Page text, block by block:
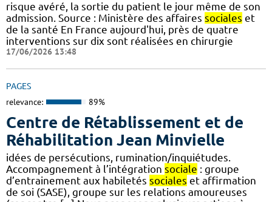
risque avéré, la sortie du patient le jour même de son
admission. Source : Ministère des affaires sociales et
de la santé En France aujourd'hui, près de quatre
interventions sur dix sont réalisées en chirurgie
17/06/2026 13:48
PAGES
relevance: 89%
Centre de Rétablissement et de
Réhabilitation Jean Minvielle
idées de persécutions, rumination/inquiétudes.
Accompagnement à l’intégration sociale : groupe
d’entrainement aux habiletés sociales et affirmation
de soi (SASE), groupe sur les relations amoureuses